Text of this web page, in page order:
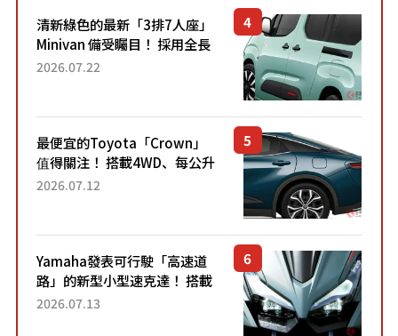
清新綠色的最新「3排7人座」
Minivan 備受矚目！ 採用全長
4.7公尺剛剛好的車身尺寸與
2026.07.22
最便宜的Toyota「Crown」
值得關注！ 搭載4WD、每公升
22.4公里低油耗表現超亮眼！
2026.07.12
Yamaha發表可行駛「高速道
路」的新型小型速克達！ 搭載
能享受超強勁「渦輪感」的動
2026.07.13